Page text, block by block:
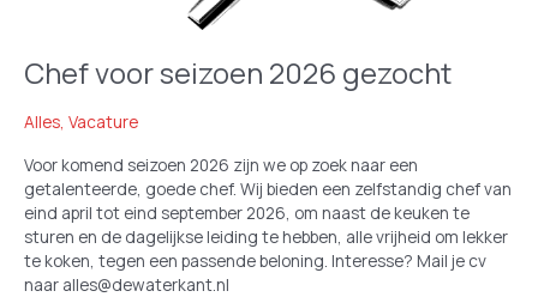
Chef voor seizoen 2026 gezocht
Alles, Vacature
Voor komend seizoen 2026 zijn we op zoek naar een
getalenteerde, goede chef. Wij bieden een zelfstandig chef van
eind april tot eind september 2026, om naast de keuken te
sturen en de dagelijkse leiding te hebben, alle vrijheid om lekker
te koken, tegen een passende beloning. Interesse? Mail je cv
naar alles@dewaterkant.nl